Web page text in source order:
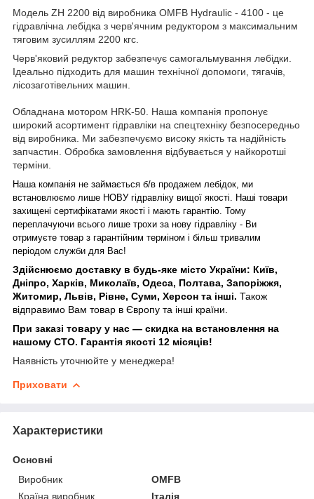
Модель ZH 2200 від виробника OMFB Hydraulic - 4100 - це
гідравлічна лебідка з черв'ячним редуктором з максимальним
тяговим зусиллям 2200 кгс.
Черв'яковий редуктор забезпечує самогальмування лебідки.
Ідеально підходить для машин технічної допомоги, тягачів,
лісозаготівельних машин.
Обладнана мотором HRK-50. Наша компанія пропонує
широкий асортимент гідравліки на спецтехніку безпосередньо
від виробника. Ми забезпечуємо високу якість та надійність
запчастин. Обробка замовлення відбувається у найкоротші
терміни.
Наша компанія не займається б/в продажем лебідок, ми
встановлюємо лише НОВУ гідравліку вищої якості.
Наші товари
захищені сертифікатами якості і мають гарантію. Тому
переплачуючи всього лише трохи за нову гідравліку - Ви
отримуєте товар з гарантійним терміном і більш тривалим
періодом служби для Вас!
Здійснюємо доставку в будь-яке місто України: Київ,
Дніпро, Харків, Миколаїв, Одеса, Полтава, Запоріжжя,
Житомир, Львів, Рівне, Суми, Херсон та інші. Також
відправимо Вам товар в Європу та інші країни.
При заказі товару у нас ― скидка на встановлення на
нашому СТО. Гарантія якості 12 місяців!
Наявність уточнюйте у менеджера!
Приховати
Характеристики
Основні
Виробник
OMFB
Країна виробник
Італія